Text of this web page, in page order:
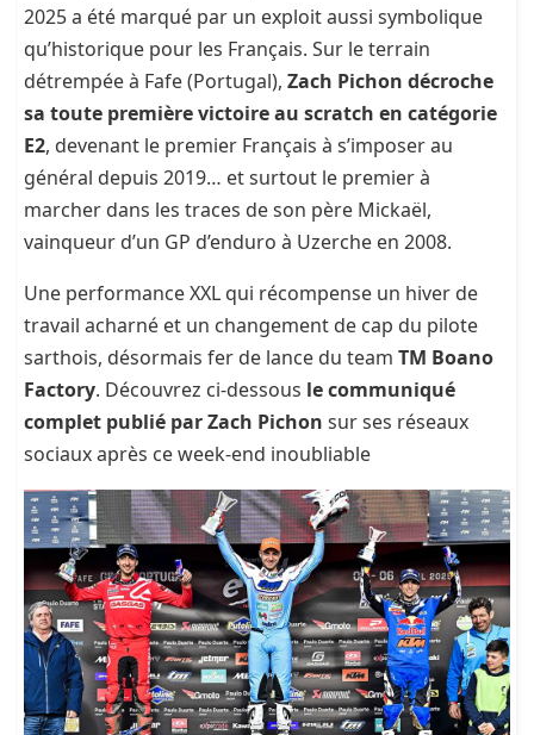
2025 a été marqué par un exploit aussi symbolique
qu’historique pour les Français. Sur le terrain
détrempée à Fafe (Portugal), Zach Pichon décroche
sa toute première victoire au scratch en catégorie
E2, devenant le premier Français à s’imposer au
général depuis 2019… et surtout le premier à
marcher dans les traces de son père Mickaël,
vainqueur d’un GP d’enduro à Uzerche en 2008.
Une performance XXL qui récompense un hiver de
travail acharné et un changement de cap du pilote
sarthois, désormais fer de lance du team TM Boano
Factory. Découvrez ci-dessous le communiqué
complet publié par Zach Pichon sur ses réseaux
sociaux après ce week-end inoubliable